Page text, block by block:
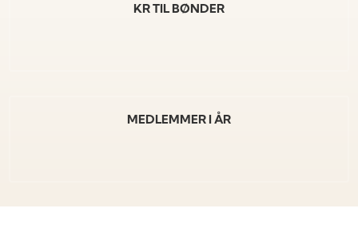
KR TIL BØNDER
MEDLEMMER I ÅR